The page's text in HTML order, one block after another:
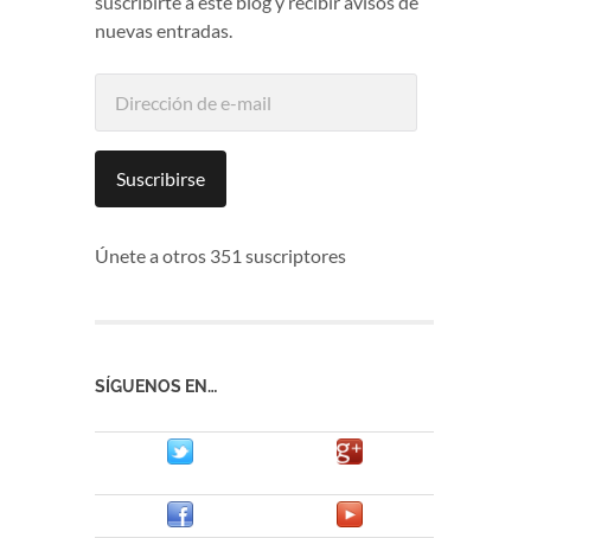
nuevas entradas.
mailSuscribirse
Únete a otros 351 suscriptores
SÍGUENOS EN…